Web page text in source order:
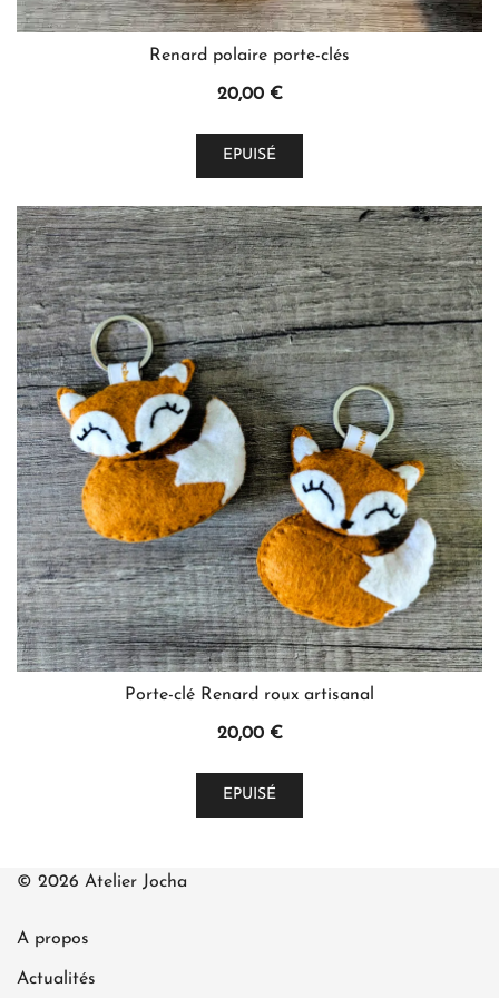
Renard polaire porte-clés
20,00 €
EPUISÉ
Porte-clé Renard roux artisanal
20,00 €
EPUISÉ
© 2026 Atelier Jocha
A propos
Actualités